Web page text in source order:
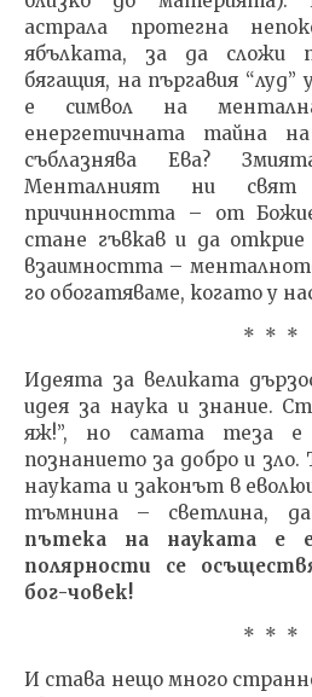
астрала протегна
ябълката, за да сложи
бягащия, на пъргавия
е символ на
енергетичната тайна
съблазнява Ева?
Менталният ни
причинността – от
стане гъвкав и да
взаимността –
го обогатяваме, когато у
* * *
Идеята за великата
идея за наука и знание.
яж!”, но самата теза
познанието за добро и
науката и законът в
тъмнина – светлина,
пътека на науката е
полярности се
бог-човек!
* * *
И става нещо много